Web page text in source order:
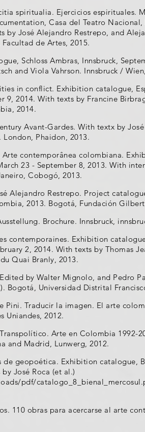
spiritualia. Ejercicios espirituales.
Casa del Teatro
by José Alejandro Restrepo, and
de Artes, 2015.
Schloss Ambras, Innsbruck,
and Viola Vahrson. Innsbruck /
in conflict. Exhibition catalogue,
9, 2014. With texts by Francine
2014.
Avant-Gardes. With textx by
London, Phaidon, 2013.
contemporânea colombiana.
23 - September 8, 2013. With
Cobogó, 2013.
Alejandro Restrepo. Project
2013. Bogotá, Fundación
Brochure. Innsbruck,
contemporaines. Exhibition
2, 2014. With texts by Thomas
Quai Branly, 2013.
by Walter Mignolo, and Pedro
Bogotá, Universidad Distrital
Pini. Traducir la imagen. El arte
Uniandes, 2012.
Transpolítico. Arte en Colombia 1992-
and Madrid, Lunwerg, 2012.
de geopoética. Exhibition catalogue,
José Roca (et al.)
pdf/
110 obras para acercarse al arte